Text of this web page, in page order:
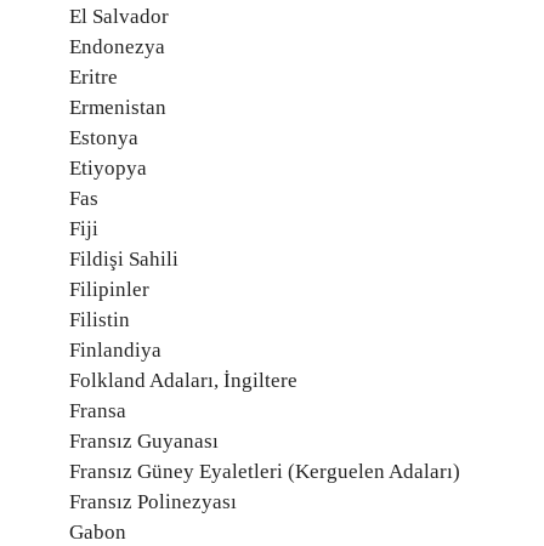
El Salvador
Endonezya
Eritre
Ermenistan
Estonya
Etiyopya
Fas
Fiji
Fildişi Sahili
Filipinler
Filistin
Finlandiya
Folkland Adaları, İngiltere
Fransa
Fransız Guyanası
Fransız Güney Eyaletleri (Kerguelen Adaları)
Fransız Polinezyası
Gabon